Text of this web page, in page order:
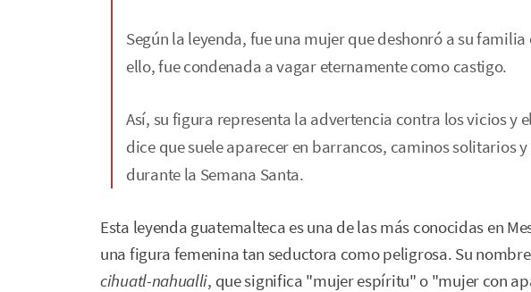
Según la leyenda, fue una mujer que deshonró a su familia
ello, fue condenada a vagar eternamente como castigo.
Así, su figura representa la advertencia contra los vicios y
dice que suele aparecer en barrancos, caminos solitarios
durante la Semana Santa.
Esta leyenda guatemalteca es una de las más conocidas en
una figura femenina tan seductora como peligrosa. Su
cihuatl-nahualli, que significa "mujer espíritu" o "mujer con